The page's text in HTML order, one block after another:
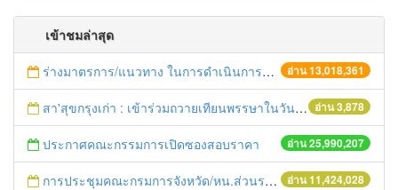
เข้าชมล่าสุด
อ่าน 13,018,361
ร่างมาตรการ/แนวทาง ในการดำเนินการประกอบการตรวจราชการแบบบูรณาการ
อ่าน 3,878
สา'สุขกรุงเก่า : เข้าร่วมถวายเทียนพรรษาในวันเข้าพรรษาประจำปี 2555
อ่าน 25,990,207
ประกาศคณะกรรมการเปิดซองสอบราคา
อ่าน 11,424,028
การประชุมคณะกรมการจังหวัด/หน.ส่วนราชการประจำเดือน มิถุนายน 2558